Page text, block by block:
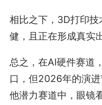
相比之下，3D打印
健，且正在形成真实
总之，在AI硬件赛道
口，但2026年的演
他潜力赛道中，眼镜